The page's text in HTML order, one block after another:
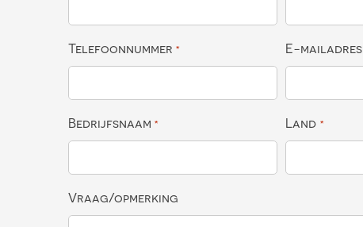
Telefoonnummer * E-mailadres
Bedrijfsnaam * Land *
Vraag/opmerking